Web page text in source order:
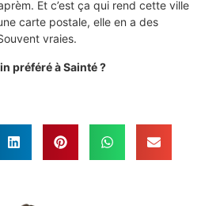
Et c’est ça qui rend cette ville
carte postale, elle en a des
vraies.
préféré à Sainté ?